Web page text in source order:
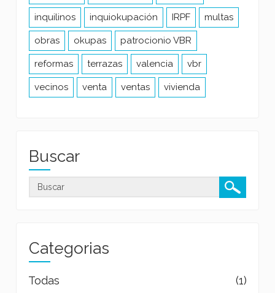
inquilinos inquiokupación IRPF multas
obras okupas patrocionio VBR
reformas terrazas valencia vbr
vecinos venta ventas vivienda
Buscar
Categorias
Todas
(1)